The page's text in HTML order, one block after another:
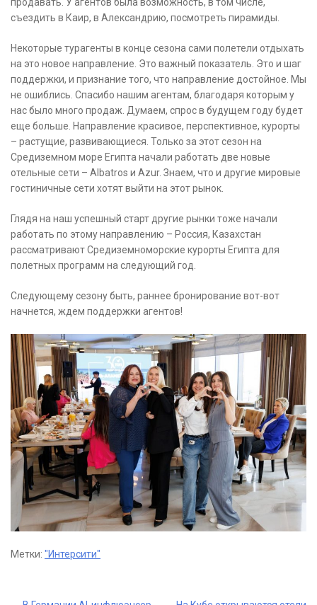
съездить в Каир, в Александрию, посмотреть пирамиды.
Некоторые турагенты в конце сезона сами полетели отдыхать
на это новое направление. Это важный показатель. Это и шаг
поддержки, и признание того, что направление достойное. Мы
не ошиблись. Спасибо нашим агентам, благодаря которым у
нас было много продаж. Думаем, спрос в будущем году будет
еще больше. Направление красивое, перспективное, курорты
– растущие, развивающиеся. Только за этот сезон на
Средиземном море Египта начали работать две новые
отельные сети – Albatros и Azur. Знаем, что и другие мировые
гостиничные сети хотят выйти на этот рынок.
Глядя на наш успешный старт другие рынки тоже начали
работать по этому направлению – Россия, Казахстан
рассматривают Средиземноморские курорты Египта для
полетных программ на следующий год.
Следующему сезону быть, раннее бронирование вот-вот
начнется, ждем поддержки агентов!
Метки: "Интерсити"